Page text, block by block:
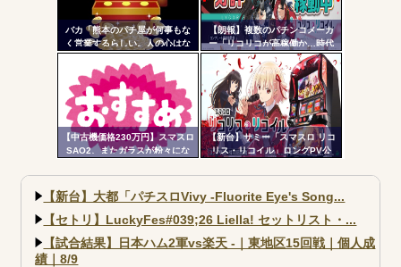
バカ「熊本のパチ屋が何事もな
く営業するらしい。人の心はな
いのか」←なんでも自粛させた
がるヤツって害悪だよな
【朗報】複数のパチンコメーカ
ー「リコリコが高稼働か…時代
はライトミドルだ！」
【中古機価格230万円】スマスロ
SAO2、またガラスが粉々にな
【新台】サミー「スマスロ リコ
リス・リコイル」ロングPV公
せよ！！！
【新台】大都「パチスロVivy -Fluorite Eye's Song...
【セトリ】LuckyFes#039;26 Liella! セットリスト・...
【試合結果】日本ハム2軍vs楽天 -｜東地区15回戦｜個人成
績｜8/9